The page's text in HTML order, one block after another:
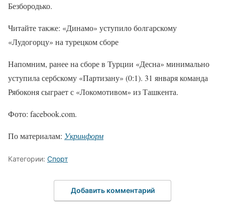
Безбородько.
Читайте также: «Динамо» уступило болгарскому
«Лудогорцу» на турецком сборе
Напомним, ранее на сборе в Турции «Десна» минимально
уступила сербскому «Партизану» (0:1). 31 января команда
Рябоконя сыграет с «Локомотивом» из Ташкента.
Фото: facebook.com.
По материалам: Укринформ
Категории: Спорт
Добавить комментарий